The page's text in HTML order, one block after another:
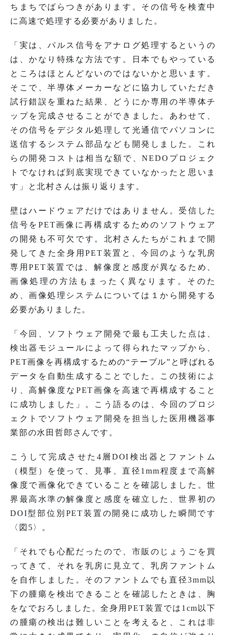
ちまちでばらつきがあります。その信号を検査中
に高速で処理する必要がありました。
「実は、パルス信号をアナログ処理するというの
は、かなり特殊な方法です。日本でもやっている
ところはほとんどないのではないかと思います。
そこで、半導体メーカーなどに協力していただき
試行錯誤を重ねた結果、どうにか専用の半導体チ
ップを完成させることができました。あわせて、
その信号をデジタル処理して光通信でパソコンに
送信するシステム部品なども開発しました。これ
らの開発コストは相当な額で、NEDOプロジェク
トでなければ到底実現できていなかったと思いま
す」と北村さんは振り返ります。
壁はハードウェアだけではありません。受信した
信号をPET画像に再構成するためのソフトウェア
の開発も不可欠です。北村さんたちがこれまで開
発してきた全身用PET装置と、今回のような乳房
専用PET装置では、解像度と感度が異なるため、
画像処理の方法もまったく異なります。そのた
め、画像処理システムについては１から開発する
必要がありました。
「今回、ソフトウェア開発で最も工夫した点は、
検出器モジュールによって得られたマップから、
PET画像を再構成するための“テーブル”と呼ばれる
データを自動生成することでした。この技術によ
り、高解像度なPET画像を高速で再構成すること
に成功しました」。こう語るのは、今回のプロジ
ェクトでソフトウェア開発を担当した医用機器事
業部の水田哲郎さんです。
こうして完成させた4層DOI検出器とファントム
（模型）を使って、見事、直径1mm程度まで高解
像度で画像化できていることを確認しました。世
界最高水準の解像度と感度を確立した、世界初の
DOI型部位別PET装置の開発に成功した瞬間です
〈図5〉。
「それでも心配だったので、市販のじょうごを買
ってきて、それを乳房に見立て、乳房ファントム
を自作しました。そのファントムでも直径3mm以
下の腫瘍を検出できることを確認したときは、胸
をなでおろしました。全身用PET装置では1cm以下
の腫瘍の検出は難しいことを考えると、これは非